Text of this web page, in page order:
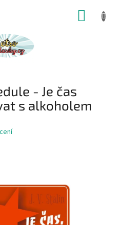
- Je čas
s alkoholem